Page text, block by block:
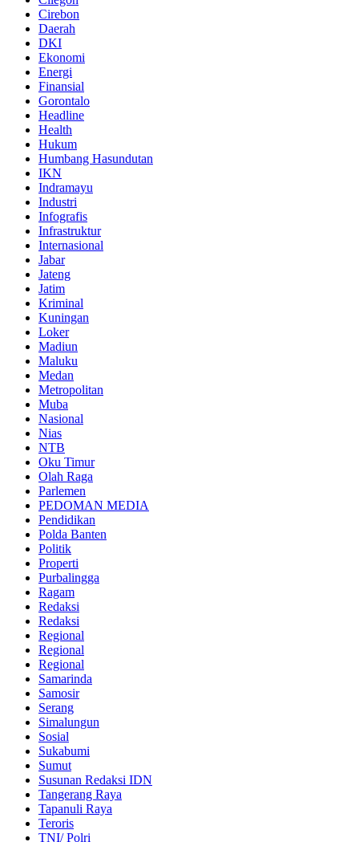
Cirebon
Daerah
DKI
Ekonomi
Energi
Finansial
Gorontalo
Headline
Health
Hukum
Humbang Hasundutan
IKN
Indramayu
Industri
Infografis
Infrastruktur
Internasional
Jabar
Jateng
Jatim
Kriminal
Kuningan
Loker
Madiun
Maluku
Medan
Metropolitan
Muba
Nasional
Nias
NTB
Oku Timur
Olah Raga
Parlemen
PEDOMAN MEDIA
Pendidikan
Polda Banten
Politik
Properti
Purbalingga
Ragam
Redaksi
Redaksi
Regional
Regional
Regional
Samarinda
Samosir
Serang
Simalungun
Sosial
Sukabumi
Sumut
Susunan Redaksi IDN
Tangerang Raya
Tapanuli Raya
Teroris
TNI/ Polri